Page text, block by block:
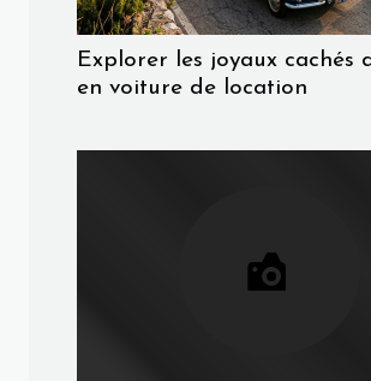
Explorer les joyaux cachés
en voiture de location